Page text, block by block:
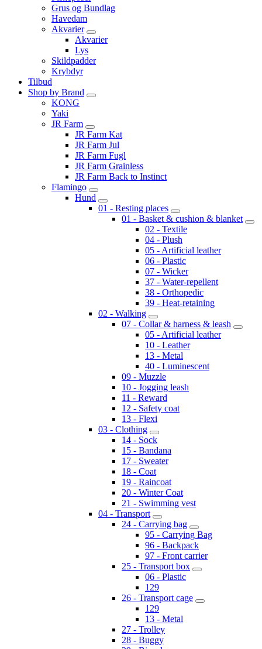
Grus og Bundlag
Havedam
Akvarier
Akvarier
Lys
Skildpadder
Krybdyr
Tilbud
Shop by Brand
KONG
Yaki
JR Farm
JR Farm Kat
JR Farm Jul
JR Farm Fugl
JR Farm Grainless
JR Farm Back to Instinct
Flamingo
Hund
01 - Resting places
01 - Basket & cushion & blanket
02 - Textile
04 - Plush
05 - Artificial leather
06 - Plastic
07 - Wicker
37 - Water-repellent
38 - Orthopedic
39 - Heat-retaining
02 - Walking
07 - Collar & harness & leash
05 - Artificial leather
10 - Leather
13 - Metal
40 - Luminescent
09 - Muzzle
10 - Jogging leash
11 - Reward
12 - Safety coat
13 - Flexi
03 - Clothing
14 - Sock
15 - Bandana
17 - Sweater
18 - Coat
19 - Raincoat
20 - Winter Coat
21 - Swimming vest
04 - Transport
24 - Carrying bag
95 - Carrying Bag
96 - Backpack
97 - Front carrier
25 - Transport box
06 - Plastic
129
26 - Transport cage
129
13 - Metal
27 - Trolley
28 - Buggy